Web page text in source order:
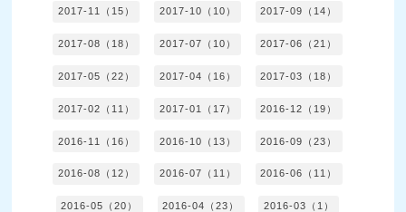
2017-11（15） 2017-10（10） 2017-09（14）
2017-08（18） 2017-07（10） 2017-06（21）
2017-05（22） 2017-04（16） 2017-03（18）
2017-02（11） 2017-01（17） 2016-12（19）
2016-11（16） 2016-10（13） 2016-09（23）
2016-08（12） 2016-07（11） 2016-06（11）
2016-05（20） 2016-04（23） 2016-03（1）